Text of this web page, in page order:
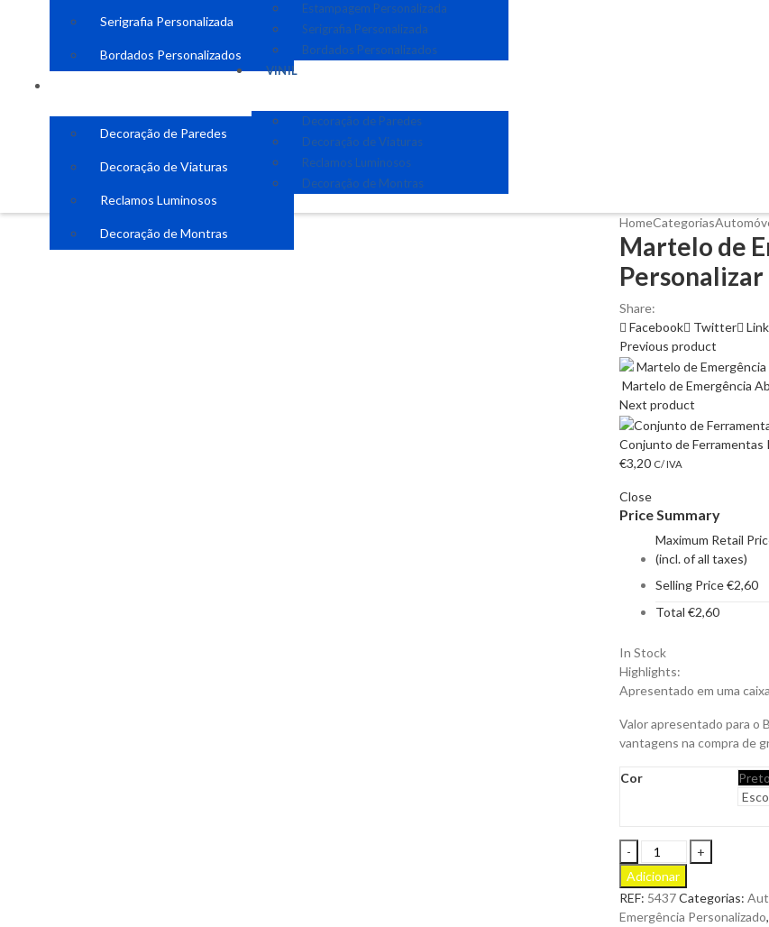
Serigrafia Personalizada
Bordados Personalizados
Decoração de Paredes
Decoração de Viaturas
Reclamos Luminosos
Decoração de Montras
Estampagem Personalizada
Serigrafia Personalizada
Bordados Personalizados
VINIL
Decoração de Paredes
Decoração de Viaturas
Reclamos Luminosos
Decoração de Montras
HomeCategorias
Martelo de
Personalizar
Share:
Facebook
Twitter
Previous product
Martelo de Emergência
Next product
Conjunto de Ferramentas
€3,20 C/ IVA
Close
Price Summary
Maximum Retail
(incl. of all taxes)
Selling Price€2,60
Total €2,60
In Stock
Highlights:
Apresentado em uma
Valor apresentado para o
vantagens na compra de
Cor Preto
Martelo
de
Emergência
Seleter
com
Adicionar
REF: 5437Categorias:
Emergência Personalizado,